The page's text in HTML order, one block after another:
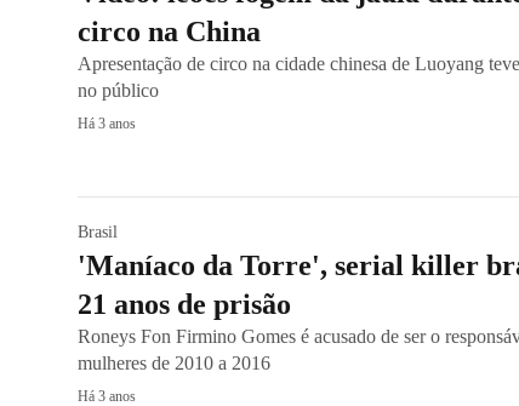
circo na China
Apresentação de circo na cidade chinesa de Luoyang
no público
Há 3 anos
Brasil
'Maníaco da Torre', serial killer
21 anos de prisão
Roneys Fon Firmino Gomes é acusado de ser o
mulheres de 2010 a 2016
Há 3 anos